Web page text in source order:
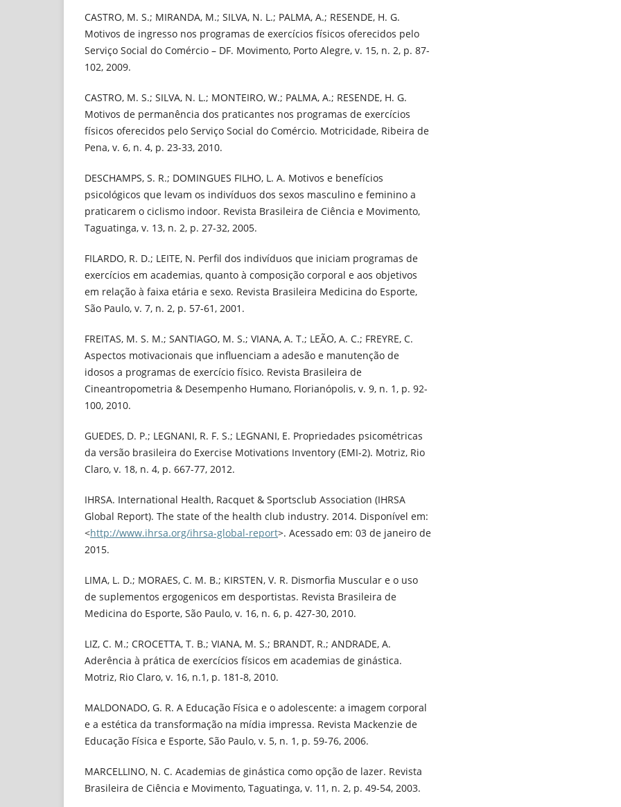
CASTRO, M. S.; MIRANDA, M.; SILVA, N. L.; PALMA, A.; RESENDE, H. G.
Motivos de ingresso nos programas de exercícios físicos oferecidos pelo
Serviço Social do Comércio – DF. Movimento, Porto Alegre, v. 15, n. 2, p. 87-
102, 2009.
CASTRO, M. S.; SILVA, N. L.; MONTEIRO, W.; PALMA, A.; RESENDE, H. G.
Motivos de permanência dos praticantes nos programas de exercícios
físicos oferecidos pelo Serviço Social do Comércio. Motricidade, Ribeira de
Pena, v. 6, n. 4, p. 23-33, 2010.
DESCHAMPS, S. R.; DOMINGUES FILHO, L. A. Motivos e benefícios
psicológicos que levam os indivíduos dos sexos masculino e feminino a
praticarem o ciclismo indoor. Revista Brasileira de Ciência e Movimento,
Taguatinga, v. 13, n. 2, p. 27-32, 2005.
FILARDO, R. D.; LEITE, N. Perfil dos indivíduos que iniciam programas de
exercícios em academias, quanto à composição corporal e aos objetivos
em relação à faixa etária e sexo. Revista Brasileira Medicina do Esporte,
São Paulo, v. 7, n. 2, p. 57-61, 2001.
FREITAS, M. S. M.; SANTIAGO, M. S.; VIANA, A. T.; LEÃO, A. C.; FREYRE, C.
Aspectos motivacionais que influenciam a adesão e manutenção de
idosos a programas de exercício físico. Revista Brasileira de
Cineantropometria & Desempenho Humano, Florianópolis, v. 9, n. 1, p. 92-
100, 2010.
GUEDES, D. P.; LEGNANI, R. F. S.; LEGNANI, E. Propriedades psicométricas
da versão brasileira do Exercise Motivations Inventory (EMI-2). Motriz, Rio
Claro, v. 18, n. 4, p. 667-77, 2012.
IHRSA. International Health, Racquet & Sportsclub Association (IHRSA
Global Report). The state of the health club industry. 2014. Disponível em:
<http://www.ihrsa.org/ihrsa-global-report>. Acessado em: 03 de janeiro de
2015.
LIMA, L. D.; MORAES, C. M. B.; KIRSTEN, V. R. Dismorfia Muscular e o uso
de suplementos ergogenicos em desportistas. Revista Brasileira de
Medicina do Esporte, São Paulo, v. 16, n. 6, p. 427-30, 2010.
LIZ, C. M.; CROCETTA, T. B.; VIANA, M. S.; BRANDT, R.; ANDRADE, A.
Aderência à prática de exercícios físicos em academias de ginástica.
Motriz, Rio Claro, v. 16, n.1, p. 181-8, 2010.
MALDONADO, G. R. A Educação Física e o adolescente: a imagem corporal
e a estética da transformação na mídia impressa. Revista Mackenzie de
Educação Física e Esporte, São Paulo, v. 5, n. 1, p. 59-76, 2006.
MARCELLINO, N. C. Academias de ginástica como opção de lazer. Revista
Brasileira de Ciência e Movimento, Taguatinga, v. 11, n. 2, p. 49-54, 2003.